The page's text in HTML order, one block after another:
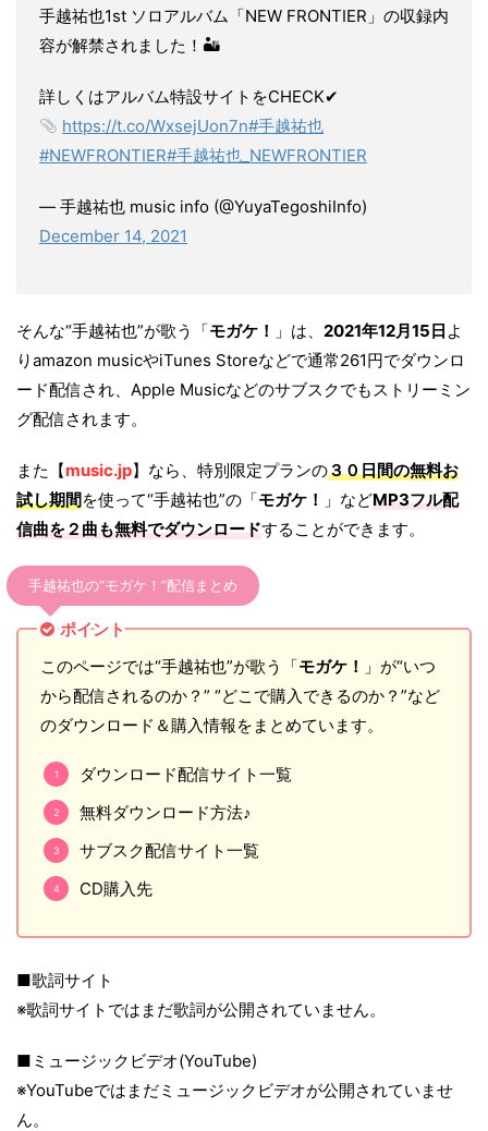
手越祐也1st ソロアルバム「NEW FRONTIER」の収録内
容が解禁されました！🏜
詳しくはアルバム特設サイトをCHECK✔︎
https://t.co/WxsejUon7n#手越祐也
#NEWFRONTIER#手越祐也_NEWFRONTIER
— 手越祐也 music info (@YuyaTegoshiInfo)
December 14, 2021
そんな“手越祐也”が歌う「モガケ！ 」は、 2021年12月15日 よ
りamazon musicやiTunes Storeなどで通常261円でダウンロ
ード配信され、Apple Musicなどのサブスクでもストリーミン
グ配信されます。
また【music.jp】なら、特別限定プランの３０日間の無料お
試し期間を使って“手越祐也”の「モガケ！ 」などMP3フル配
信曲を２曲も無料でダウンロードすることができます。
手越祐也の“モガケ！”配信まとめ
ポイント
このページでは“手越祐也”が歌う「モガケ！ 」が“いつ
から配信されるのか？” “どこで購入できるのか？”など
のダウンロード＆購入情報をまとめています。
ダウンロード配信サイト一覧
無料ダウンロード方法♪
サブスク配信サイト一覧
CD購入先
■歌詞サイト
※歌詞サイトではまだ歌詞が公開されていません。
■ミュージックビデオ(YouTube)
※YouTubeではまだミュージックビデオが公開されていませ
ん。